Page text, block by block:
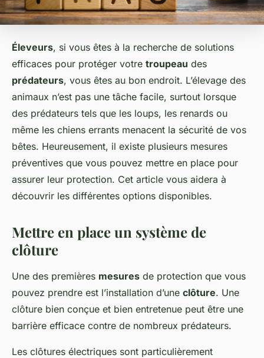
Éleveurs, si vous êtes à la recherche de solutions
efficaces pour protéger votre troupeau des
prédateurs, vous êtes au bon endroit. L’élevage des
animaux n’est pas une tâche facile, surtout lorsque
des prédateurs tels que les loups, les renards ou
même les chiens errants menacent la sécurité de vos
bêtes. Heureusement, il existe plusieurs mesures
préventives que vous pouvez mettre en place pour
assurer leur protection. Cet article vous aidera à
découvrir les différentes options disponibles.
Mettre en place un système de
clôture
Une des premières mesures de protection que vous
pouvez prendre est l’installation d’une clôture. Une
clôture bien conçue et bien entretenue peut être une
barrière efficace contre de nombreux prédateurs.
Les clôtures électriques sont particulièrement